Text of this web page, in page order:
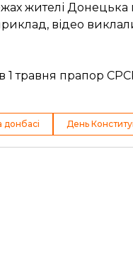
жителі Донецька
відео
1 травня прапор
донбасі День